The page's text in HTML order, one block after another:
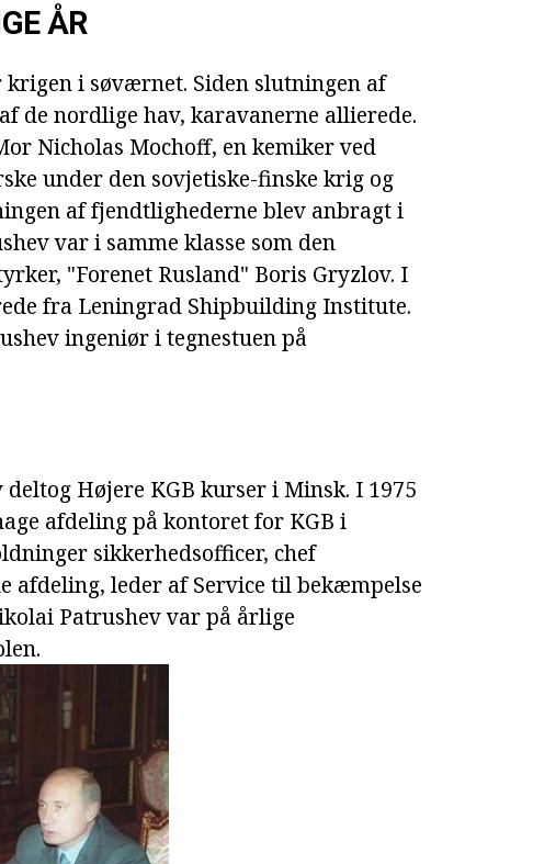
ÅR
i søværnet. Siden slutningen af
de nordlige hav, karavanerne allierede.
Nicholas Mochoff, en kemiker ved
under den sovjetiske-finske krig og
af fjendtlighederne blev anbragt i
var i samme klasse som den
"Forenet Rusland" Boris Gryzlov. I
fra Leningrad Shipbuilding Institute.
ingeniør i tegnestuen på
Højere KGB kurser i Minsk. I 1975
afdeling på kontoret for KGB i
sikkerhedsofficer, chef
afdeling, leder af Service til bekæmpelse
Patrushev var på årlige